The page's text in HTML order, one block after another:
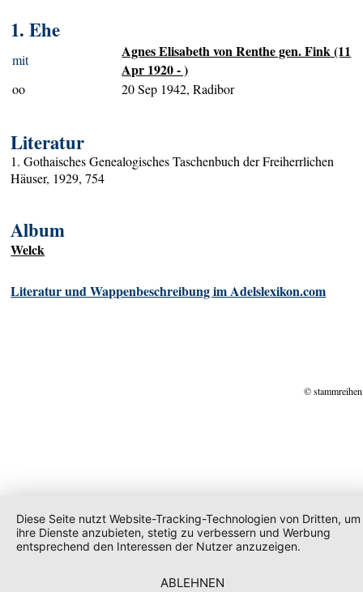
1. Ehe
mit
Agnes Elisabeth von Renthe gen. Fink (11
Apr 1920 - )
oo 20 Sep 1942, Radibor
Literatur
1. Gothaisches Genealogisches Taschenbuch der Freiherrlichen
Häuser, 1929, 754
Album
Welck
Literatur und Wappenbeschreibung im Adelslexikon.com
©
Diese Seite nutzt Website-Tracking-Technologien von Dritten, um
ihre Dienste anzubieten, stetig zu verbessern und Werbung
entsprechend den Interessen der Nutzer anzuzeigen.
ABLEHNEN